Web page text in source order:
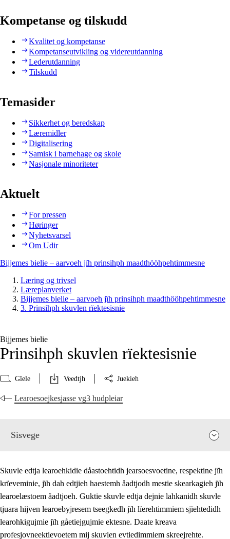
Kompetanse og tilskudd
Kvalitet og kompetanse
Kompetanseutvikling og videreutdanning
Lederutdanning
Tilskudd
Temasider
Sikkerhet og beredskap
Læremidler
Digitalisering
Samisk i barnehage og skole
Nasjonale minoriteter
Aktuelt
For pressen
Høringer
Nyhetsvarsel
Om Udir
Bijjemes bielie – aarvoeh jïh prinsihph maadthööhpehtimmesne
Læring og trivsel
Læreplanverket
Bijjemes bielie – aarvoeh jïh prinsihph maadthööhpehtimmesne
3. Prinsihph skuvlen rïektesisnie
Bijjemes bielie
Prinsihph skuvlen rïektesisnie
Gïele Veedtjh Juekieh
Learoesoejkesjasse vg3 hudpleiar
Sisvege
Skuvle edtja learoehkidie dåastoehtidh jearsoesvoetine, respektine jïh
krïeveminie, jïh dah edtjieh haestemh åadtjodh mestie skearkagieh jïh
learoelæstoem åadtjoeh. Guktie skuvle edtja dejnie lahkanidh skuvle
tjuara hijven learoebyjresem tseegkedh jïh lïerehtimmiem sjïehtedidh
learohkigujmie jïh gåetiejgujmie ektesne. Daate kreava
profesjovneektievoetem mij skuvlen evtiedimmiem skreejrehte.